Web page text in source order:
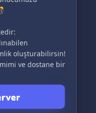
oluşturabilirsin!
ve dostane bir
kitleyle beraber
zamanda
sohbete açıktır!